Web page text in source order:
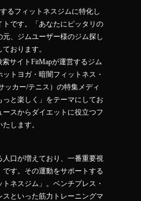
るフィットネスジムに特化し
です。「あなたにピッタリの
、ジムユーザー様のジム探し
おります。
サイトFitMapが運営するジム
トヨガ・暗闇フィットネス・
ッカー/テニス）の特集メディ
と楽しく」をテーマにしてお
スからダイエットに役立つフ
します。
口が増えており、一番重要視
す。その運動をサポートする
ネスジム」。ベンチプレス・
といった筋力トレーニングマ